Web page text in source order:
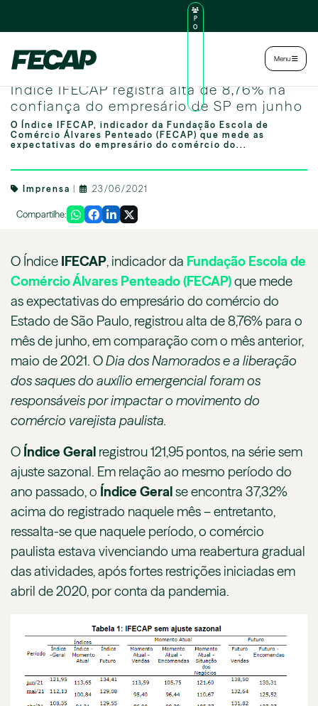
P
O
U
N
O
Menu
Índice IFECAP registra alta de 8,76% na
confiança do empresário de SP em junho
O Índice IFECAP, indicador da Fundação Escola de
Comércio Álvares Penteado (FECAP) que mede as
expectativas do empresário do comércio do...
Imprensa 23/06/2021
Compartilhe:
O Índice IFECAP, indicador da Fundação Escola de
Comércio Álvares Penteado (FECAP)que mede
as expectativas do empresário do comércio do
Estado de São Paulo, registrou alta de 8,76% para o
mês de junho, em comparação com o mês anterior,
maio de 2021. ODia dos Namorados e a liberação
dos saques do auxílio emergencial foram os
responsáveis por impactar o movimento do
comércio varejista paulista.
O Índice Geral registrou 121,95 pontos, na série sem
ajuste sazonal. Em relação ao mesmo período do
ano passado, o Índice Geralse encontra 37,32%
acima do registrado naquele mês – entretanto,
ressalta-se que naquele período, o comércio
paulista estava vivenciando uma reabertura gradual
das atividades, após fortes restrições iniciadas em
abril de 2020, por conta da pandemia.